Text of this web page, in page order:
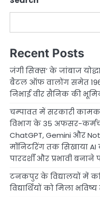
Recent Posts
जंगी सिक्स’ के जांबाज
बैटल ऑफ वालोंग समेत
निभाई वीर सैनिक की
चम्पावत में सरकारी
विभाग के 35 अफसर-
ChatGPT, Gemini और
मॉनिटरिंग तक सिखाया
पारदर्शी और प्रभावी बनाने
टनकपुर के विद्यालयों में
विद्यार्थियों को मिला